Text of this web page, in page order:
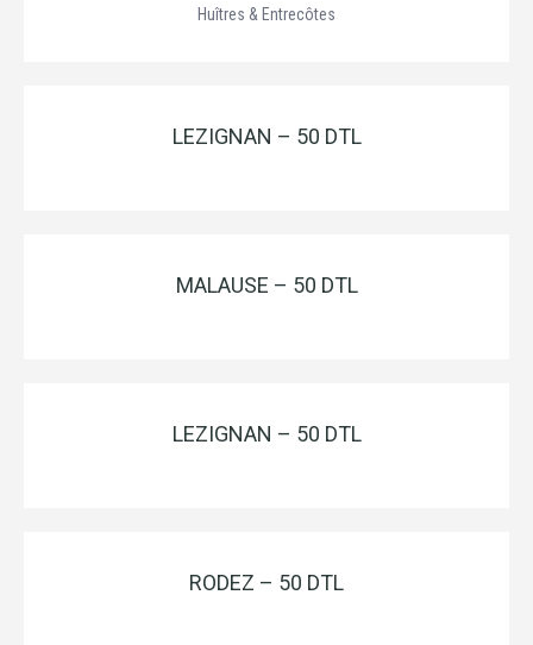
Huîtres & Entrecôtes
LEZIGNAN – 50 DTL
MALAUSE – 50 DTL
LEZIGNAN – 50 DTL
RODEZ – 50 DTL